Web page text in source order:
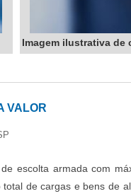
Imagem ilustrativa de
VALOR
escolta armada com
de cargas e bens de